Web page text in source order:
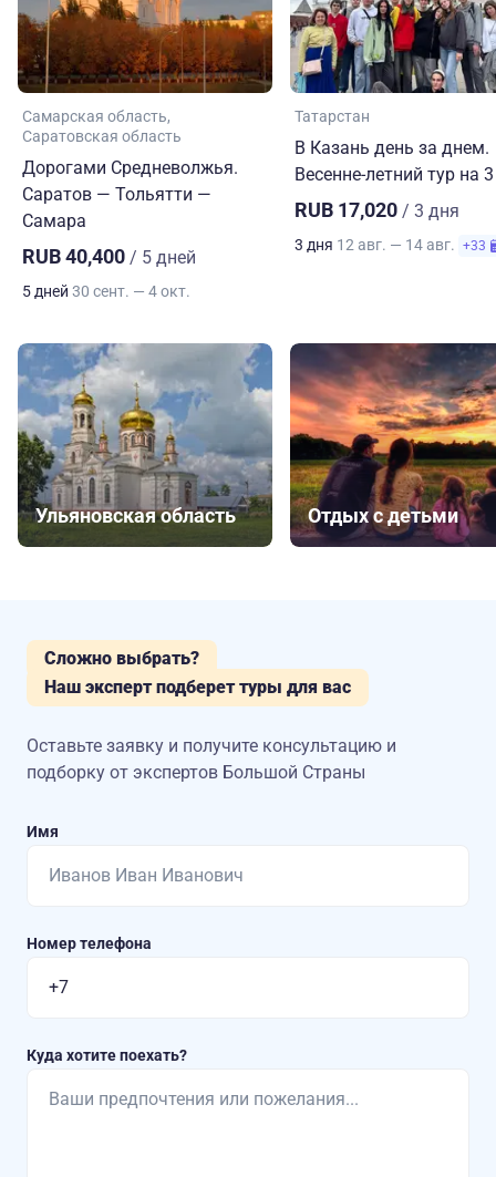
Самарская область
Саратовская область
Дорогами Средневолжья.
Саратов — Тольятти —
Самара
RUB 40,400 / 5 дней
5 дней 30 сент. — 4 окт.
Татарстан
В Казань день за днем.
Весенне-летний тур на
RUB 17,020 / 3 дня
3 дня 12 авг. — 14 авг. +33
Ульяновская область Отдых с детьми
Сложно выбрать?
Наш эксперт подберет туры для вас
Оставьте заявку и получите консультацию и
подборку от экспертов Большой Страны
Имя
Номер телефона
Куда хотите поехать?